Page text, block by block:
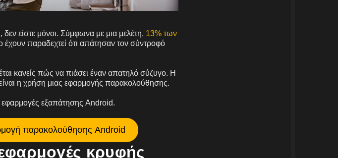
είστε μόνοι. Σύμφωνα με μια μελέτη, 13% των
έχουν παραδεχτεί ότι απάτησαν τον σύντροφό
κανείς πώς να πιάσει έναν απατηλό σύζυγο. Η
η χρήση μιας εφαρμογής παρακολούθησης.
εξαπάτησης Android.
παρακολούθησης Android
κρυφής